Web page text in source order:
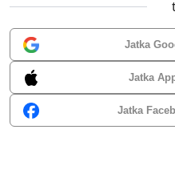
Jatka
Jatka
Jatka